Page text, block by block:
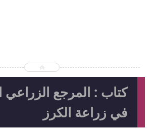
كتاب : المرجع
في زراعة الكرز